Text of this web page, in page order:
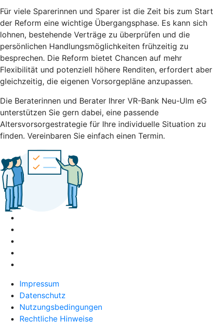
Für viele Sparerinnen und Sparer ist die Zeit bis zum Start
der Reform eine wichtige Übergangsphase. Es kann sich
lohnen, bestehende Verträge zu überprüfen und die
persönlichen Handlungsmöglichkeiten frühzeitig zu
besprechen. Die Reform bietet Chancen auf mehr
Flexibilität und potenziell höhere Renditen, erfordert aber
gleichzeitig, die eigenen Vorsorgepläne anzupassen.
Die Beraterinnen und Berater Ihrer VR-Bank Neu-Ulm eG
unterstützen Sie gern dabei, eine passende
Altersvorsorgestrategie für Ihre individuelle Situation zu
finden. Vereinbaren Sie einfach einen Termin.
Impressum
Datenschutz
Nutzungsbedingungen
Rechtliche Hinweise